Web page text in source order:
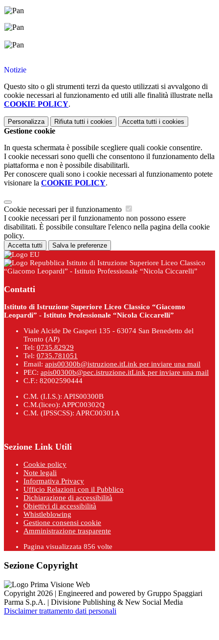
Notizie
Questo sito o gli strumenti terzi da questo utilizzati si avvalgono di
cookie necessari al funzionamento ed utili alle finalità illustrate nella
COOKIE POLICY.
Personalizza Rifiuta tutti i cookies Accetta tutti i cookies
Gestione cookie
In questa schermata è possibile scegliere quali cookie consentire.
I cookie necessari sono quelli che consentono il funzionamento della
piattaforma e non è possibile disabilitarli.
Per conoscere quali sono i cookie necessari al funzionamento potete
visionare la COOKIE POLICY.
Cookie necessari per il funzionamento
I cookie necessari per il funzionamento non possono essere
disabilitati. È possibile consultare l'elenco nella pagina della cookie
policy.
Accetta tutti Salva le preferenze
Istituto di Istruzione Superiore Liceo Classico
“Giacomo Leopardi” - Istituto Professionale “Nicola Ciccarelli”
Contatti
Istituto di Istruzione Superiore Liceo Classico “Giacomo
Leopardi” - Istituto Professionale “Nicola Ciccarelli”
Viale Alcide De Gasperi 135 - 63074 San Benedetto del
Tronto (AP)
Tel: 0735.82929
Tel: 0735.781051
Email: apis00300b@istruzione.itLink per inviare una mail
PEC: apis00300b@pec.istruzione.itLink per inviare una mail
C.F.: 82002590444
C.M. (I.I.S.): APIS00300B
C.M.(liceo): APPC00302Q
C.M. (IPSSCSS): APRC00301A
Sezione Link Utili
Cookie policy
Note legali
Informativa Privacy
Ufficio Relazioni con il Pubblico
Dichiarazione di accessibilità
Obiettivi di accessibilità
Whistleblowing
Gestione consensi cookie
Amministrazione trasparente
Pagina visualizzata 856 volte
Sezione Copyright
Copyright 2026 | Engineered and powered by Gruppo Spaggiari
Parma S.p.A. | Divisione Publishing & New Social Media
Disclaimer trattamento dati personali